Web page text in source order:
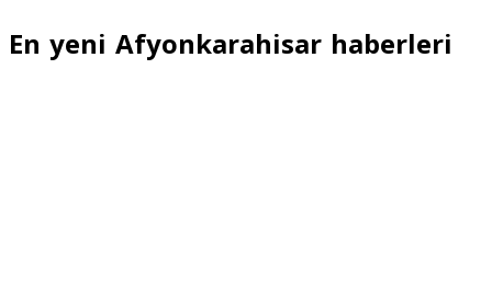
En yeni Afyonkarahisar haberleri